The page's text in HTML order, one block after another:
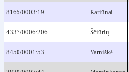
8165/0003:19 Kariūnai
4337/0006:206 Ščiūrių
8450/0001:53 Varniškė